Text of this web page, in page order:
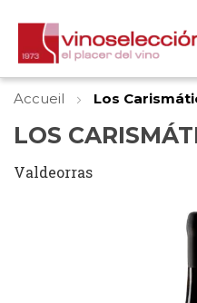
Accueil Los
LOS
Valdeorras